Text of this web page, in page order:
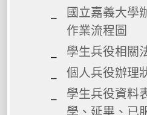
國立嘉義大學
作業流程圖
學生兵役相關
個人兵役辦理
學生兵役資料
學、延畢、已